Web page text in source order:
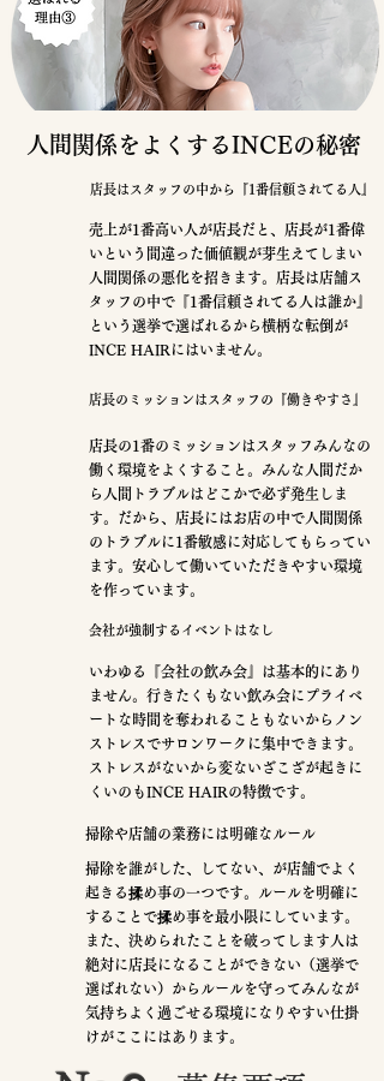
​人間関係をよくするINCEの秘密
店長はスタッフの中から『1番信頼されてる人』
売上が1番高い人が店長だと、店長が1番偉
いという間違った価値観が芽生えてしまい
人間関係の悪化を招きます。店長は店舗ス
タッフの中で『1番信頼されてる人は誰か』
という選挙で選ばれるから横柄な転倒が
INCE HAIRにはいません。
店長のミッションはスタッフの『働きやすさ』
店長の1番のミッションはスタッフみんなの
働く環境をよくすること。 ​みんな人間だか
ら人間トラブルはどこかで必ず発生しま
す。だから、店長にはお店の中で人間関係
のトラブルに1番敏感に対応してもらってい
ます。安心して働いていただきやすい環境
を作っています。
会社が強制するイベントはなし
いわゆる『会社の飲み会』は基本的にあり
ません。行きたくもない飲み会にプライベ
ートな時間を奪われることもないからノン
ストレスでサロンワークに集中できます。
ストレスがないから変ないざこざが起きに
くいのもINCE HAIRの特徴です。
掃除や店舗の業務には明確なルール
掃除を誰がした、してない、が店舗でよく
起きる揉め事の一つです。ルールを明確に
することで揉め事を最小限にしています。
また、決められたことを破ってします人は
絶対に店長になることができない（選挙で
選ばれない）からルールを守ってみんなが
気持ちよく過ごせる環境になりやすい仕掛
けがここにはあります。